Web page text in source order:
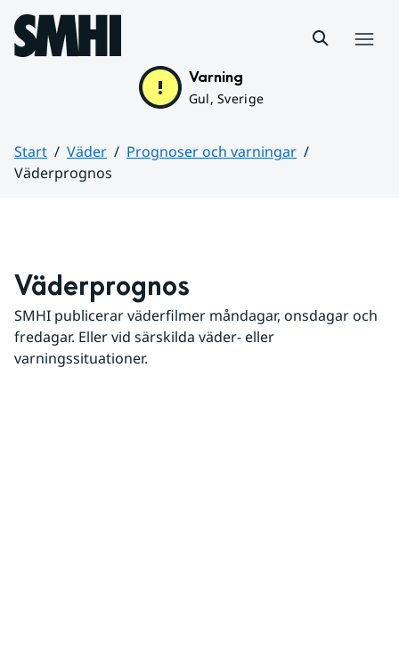
Hoppa till sidans innehåll
Varning
Gul, Sverige
Start Väder
Prognoser och varningar
Väderprognos
Väderprognos
SMHI publicerar väderfilmer måndagar, onsdagar och
fredagar. Eller vid särskilda väder- eller
varningssituationer.